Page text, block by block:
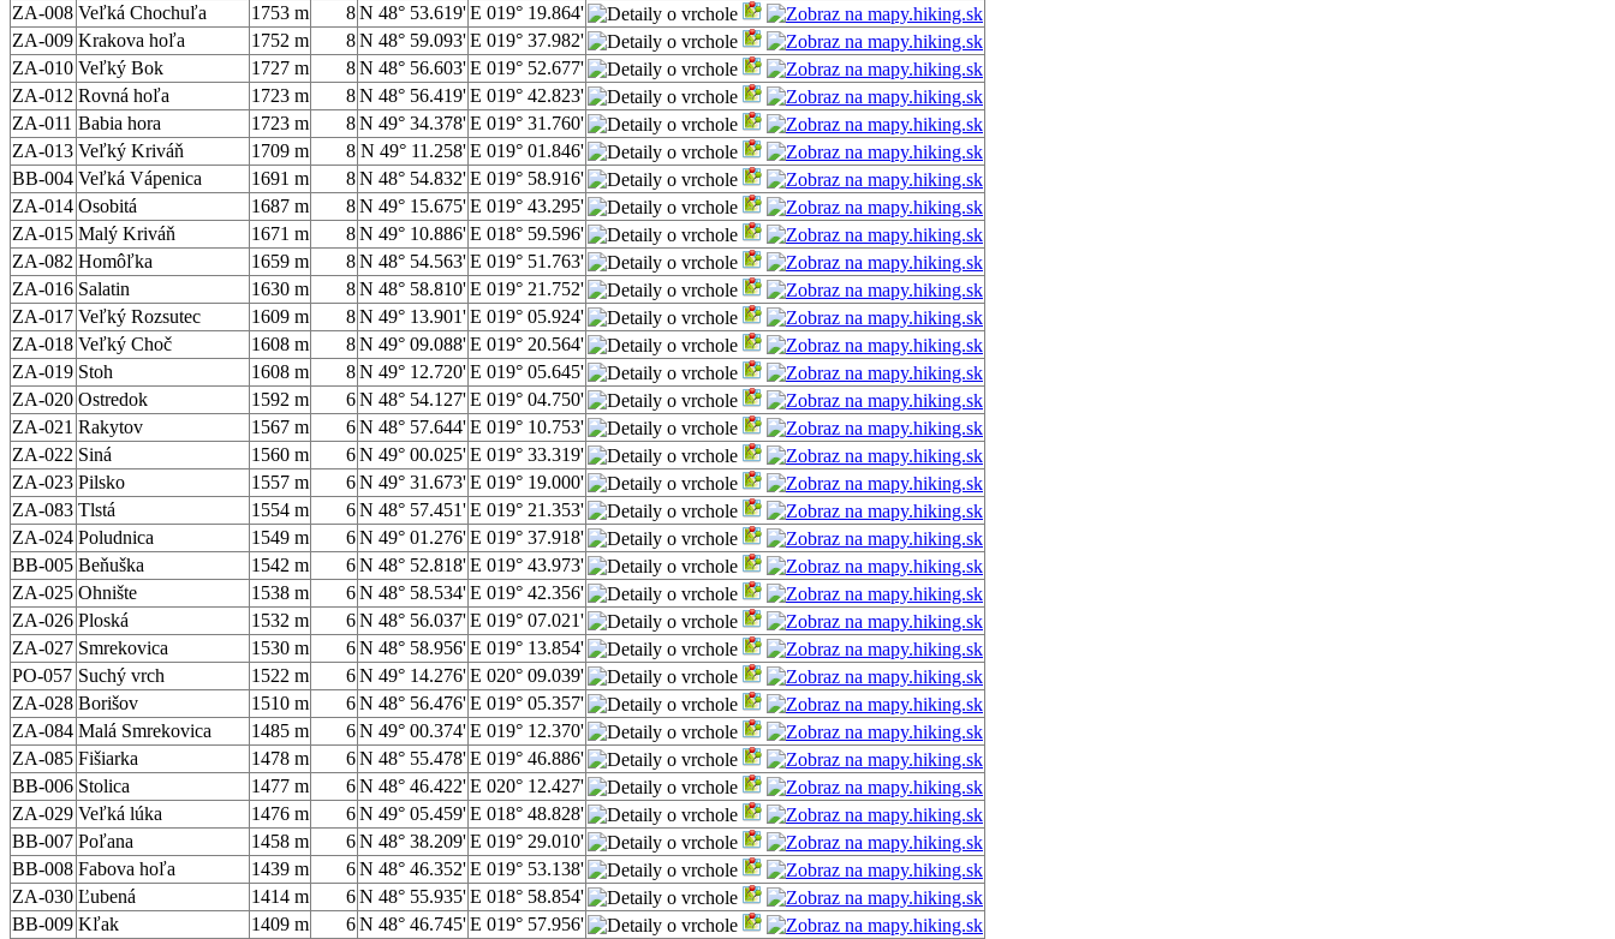
ZA-008 Veľká Chochuľa 1753 m 8N 48° 53.619'E 019° 19.864'
ZA-009 Krakova hoľa 1752 m 8N 48° 59.093'E 019° 37.982'
ZA-010 Veľký Bok 1727 m 8N 48° 56.603'E 019° 52.677'
ZA-012 Rovná hoľa 1723 m 8N 48° 56.419'E 019° 42.823'
ZA-011 Babia hora 1723 m 8N 49° 34.378'E 019° 31.760'
ZA-013 Veľký Kriváň 1709 m 8 N 49° 11.258'E 019° 01.846'
BB-004 Veľká Vápenica 1691 m 8N 48° 54.832'E 019° 58.916'
ZA-014 Osobitá 1687 m 8N 49° 15.675'E 019° 43.295'
ZA-015 Malý Kriváň 1671 m 8N 49° 10.886'E 018° 59.596'
ZA-082 Homôľka 1659 m 8N 48° 54.563'E 019° 51.763'
ZA-016 Salatin 1630 m 8N 48° 58.810'E 019° 21.752'
ZA-017 Veľký Rozsutec 1609 m 8N 49° 13.901'E 019° 05.924'
ZA-018 Veľký Choč 1608 m 8N 49° 09.088'E 019° 20.564'
ZA-019 Stoh 1608 m 8N 49° 12.720'E 019° 05.645'
ZA-020 Ostredok 1592 m 6N 48° 54.127'E 019° 04.750'
ZA-021 Rakytov 1567 m 6N 48° 57.644'E 019° 10.753'
ZA-022 Siná 1560 m 6N 49° 00.025'E 019° 33.319'
ZA-023 Pilsko 1557 m 6N 49° 31.673'E 019° 19.000'
ZA-083 Tlstá 1554 m 6N 48° 57.451'E 019° 21.353'
ZA-024 Poludnica 1549 m 6N 49° 01.276'E 019° 37.918'
BB-005 Beňuška 1542 m 6N 48° 52.818'E 019° 43.973'
ZA-025 Ohnište 1538 m 6N 48° 58.534'E 019° 42.356'
ZA-026 Ploská 1532 m 6N 48° 56.037'E 019° 07.021'
ZA-027 Smrekovica 1530 m 6N 48° 58.956'E 019° 13.854'
PO-057 Suchý vrch 1522 m 6N 49° 14.276'E 020° 09.039'
ZA-028 Borišov 1510 m 6N 48° 56.476'E 019° 05.357'
ZA-084 Malá Smrekovica 1485 m 6N 49° 00.374'E 019° 12.370'
ZA-085 Fišiarka 1478 m 6N 48° 55.478'E 019° 46.886'
BB-006 Stolica 1477 m 6N 48° 46.422'E 020° 12.427'
ZA-029 Veľká lúka 1476 m 6N 49° 05.459'E 018° 48.828'
BB-007 Poľana 1458 m 6N 48° 38.209'E 019° 29.010'
BB-008 Fabova hoľa 1439 m 6N 48° 46.352'E 019° 53.138'
ZA-030 Ľubená 1414 m 6N 48° 55.935'E 018° 58.854'
BB-009 Kľak 1409 m 6N 48° 46.745'E 019° 57.956'